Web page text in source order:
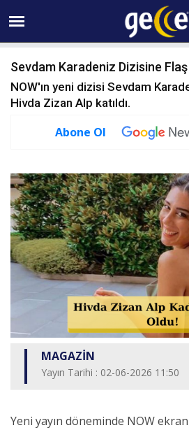
06 AĞUSTOS Perşembe
Sevdam Karadeniz Dizisine
NOW'ın yeni dizisi Sevdam
Hivda Zizan Alp katıldı.
Abone Ol
MAGAZİN
Yayın Tarihi : 02-06-2026 11:50
Yeni yayın döneminde NOW